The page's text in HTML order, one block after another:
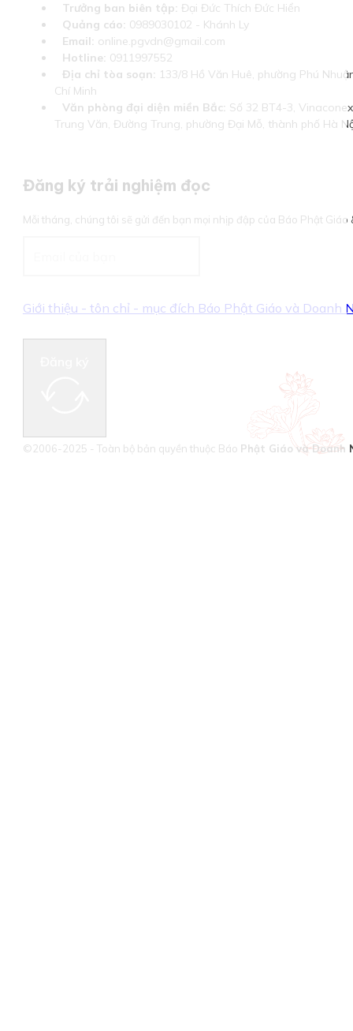
Trưởng ban biên tập: Đại Đức Thích Đức Hiển
Quảng cáo: 0989030102 - Khánh Ly
Email: online.pgvdn@gmail.com
Hotline: 0911997552
Địa chỉ tòa soạn: 133/8 Hồ Văn Huê, phường Phú
Chí Minh
Văn phòng đại diện miền Bắc: Số 32 BT4-3,
Trung Văn, Đường Trung, phường Đại Mỗ, thành phố Hà
Đăng ký trải nghiệm đọc
Mỗi tháng, chúng tôi sẽ gửi đến bạn mọi nhịp đập của Báo Phật Giáo
Giới thiệu - tôn chỉ - mục đích Báo Phật Giáo và Doanh
©2006-2025 - Toàn bộ bản quyền thuộc Báo Phật Giáo và Doanh